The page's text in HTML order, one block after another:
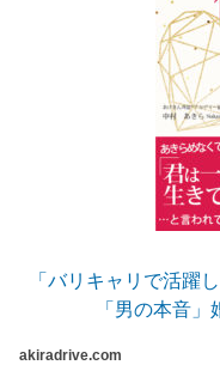
「バリキャリで活躍
「男の本音」
akiradrive.com